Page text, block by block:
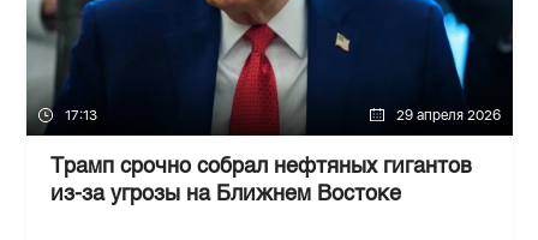
17:13 29 апреля 2026
Трамп срочно собрал нефтяных гигантов
из-за угрозы на Ближнем Востоке